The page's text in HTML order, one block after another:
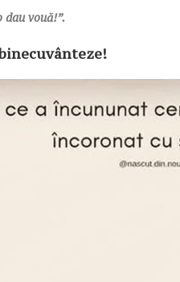
dau vouă!”.